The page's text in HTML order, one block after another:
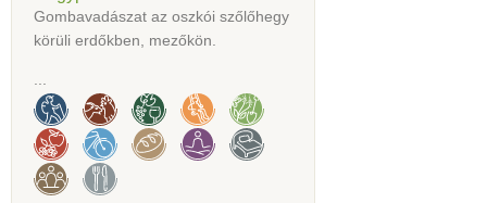
Gombavadászat az oszkói szőlőhegy
körüli erdőkben, mezőkön.